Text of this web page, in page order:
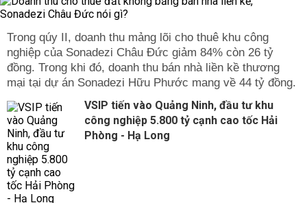
Trong qúy II, doanh thu mảng lõi cho thuê khu công
nghiệp của Sonadezi Châu Đức giảm 84% còn 26 tỷ
đồng. Trong khi đó, doanh thu bán nhà liền kề thương
mại tại dự án Sonadezi Hữu Phước mang về 44 tỷ đồng.
VSIP tiến vào Quảng Ninh, đầu tư khu
công nghiệp 5.800 tỷ cạnh cao tốc Hải
Phòng - Hạ Long